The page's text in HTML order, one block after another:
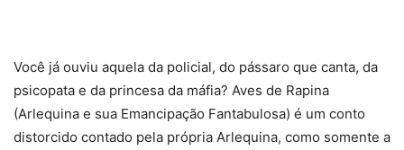
Você já ouviu aquela da policial, do pássaro que canta, da
psicopata e da princesa da máfia? Aves de Rapina
(Arlequina e sua Emancipação Fantabulosa) é um conto
distorcido contado pela própria Arlequina, como somente a